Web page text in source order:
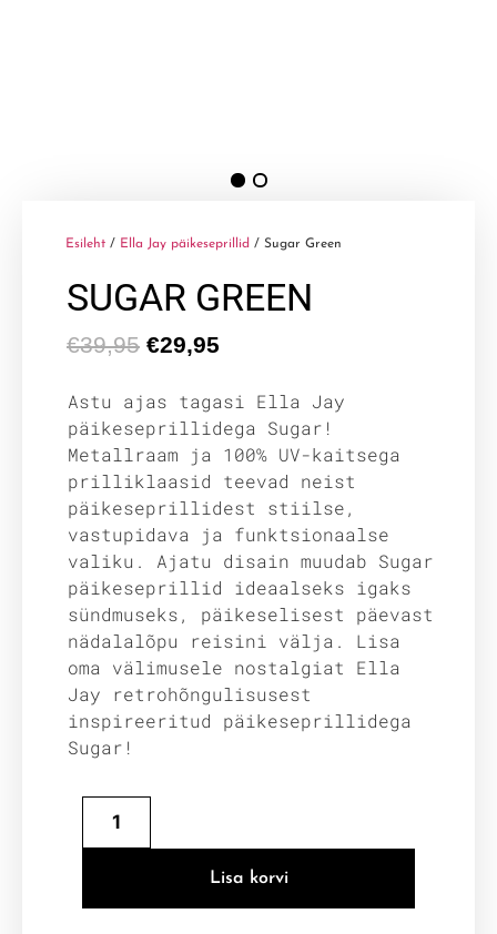
Esileht / Ella Jay päikeseprillid / Sugar Green
SUGAR GREEN
€39,95 €29,95
Astu ajas tagasi Ella Jay
päikeseprillidega Sugar!
Metallraam ja 100% UV-kaitsega
prilliklaasid teevad neist
päikeseprillidest stiilse,
vastupidava ja funktsionaalse
valiku. Ajatu disain muudab Sugar
päikeseprillid ideaalseks igaks
sündmuseks, päikeselisest päevast
nädalalõpu reisini välja. Lisa
oma välimusele nostalgiat Ella
Jay retrohõngulisusest
inspireeritud päikeseprillidega
Sugar!
Lisa korvi